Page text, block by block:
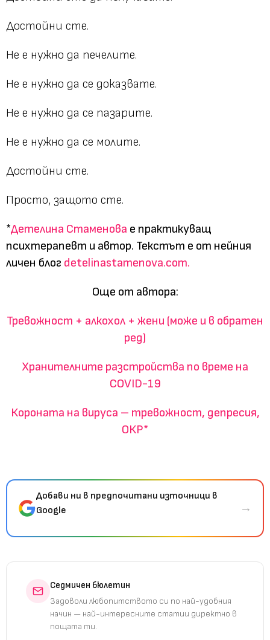
Достойни сте.
Не е нужно да печелите.
Не е нужно да се доказвате.
Не е нужно да се пазарите.
Не е нужно да се молите.
Достойни сте.
Просто, защото сте.
*Детелина Стаменова е практикуващ
психтерапевт и автор. Текстът е от нейния
личен блог detelinastamenova.com.
Още от автора:
Тревожност + алкохол + жени (може и в обратен
ред)
Хранителните разстройства по време на
COVID-19
Короната на вируса – тревожност, депресия,
ОКР*
Добави ни в предпочитани източници в
Google
→
Седмичен бюлетин
Задоволи любопитството си по най-удобния
начин — най-интересните статии директно в
пощата ти.